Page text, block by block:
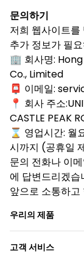
문의하기
저희 웹사이트
추가 정보가 필
🏢 회사명:
Co., Limited
📮 이메일:
📍 회사 주소
CASTLE PEAK
⌛ 영업시간: 월
시까지 (공휴일
문의 전화나 이
에 답변드리겠
앞으로 소통하
우리의 제품
고객 서비스